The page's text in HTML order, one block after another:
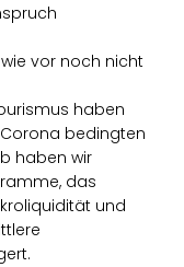
vor noch nicht
haben
bedingten
haben wir
das
und